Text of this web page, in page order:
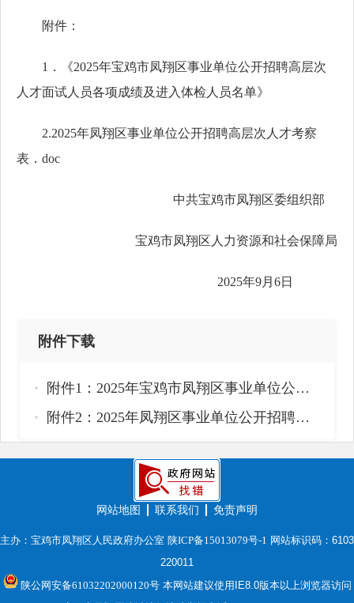
附件：
1．《2025年宝鸡市凤翔区事业单位公开招聘高层次
人才面试人员各项成绩及进入体检人员名单》
2.2025年凤翔区事业单位公开招聘高层次人才考察
表．doc
中共宝鸡市凤翔区委组织部
宝鸡市凤翔区人力资源和社会保障局
2025年9月6日
附件下载
附件1：2025年宝鸡市凤翔区事业单位公开招聘高层次人才面试人员各项成绩及进入体检人员名单.xlsx
附件2：2025年凤翔区事业单位公开招聘高层次人才考察表.doc
网站地图 联系我们 免责声明
主办：宝鸡市凤翔区人民政府办公室 陕ICP备15013079号-1 网站标识码：6103
220011
陕公网安备61032202000120号本网站建议使用IE8.0版本以上浏览器访问